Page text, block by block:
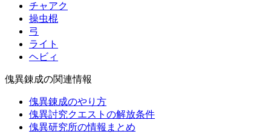
チャアク
操虫棍
弓
ライト
ヘビィ
傀異錬成の関連情報
傀異錬成のやり方
傀異討究クエストの解放条件
傀異研究所の情報まとめ